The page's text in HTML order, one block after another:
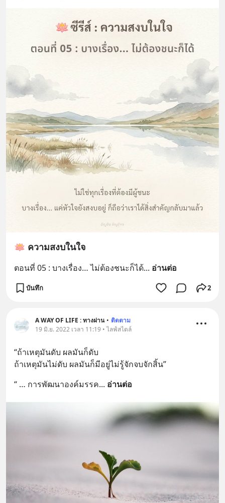
🪷 ความสงบในใจ
ตอนที่ 05 : บางเรื่อง… ไม่ต้องชนะก็ได้... อ่านต่อ
บันทึก 2
A WAY OF LIFE : ทางผ่าน • ติดตาม
19 มิ.ย. 2022 เวลา 11:19 • ไลฟ์สไตล์
“ถ้าเหตุมันดับ ผลมันก็ดับ
ถ้าเหตุมันไม่ดับ ผลมันก็มีอยู่ไม่รู้จักจบจักสิ้น”
“ … การพัฒนาองค์มรรค... อ่านต่อ